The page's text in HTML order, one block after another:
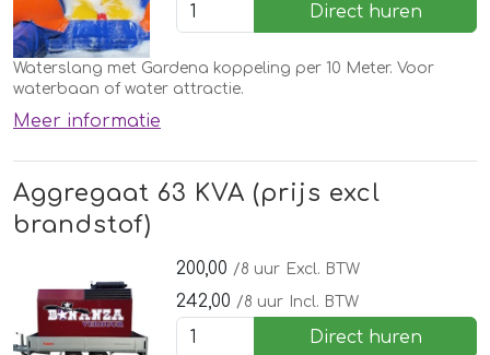
Direct huren
Waterslang met Gardena koppeling per 10 Meter. Voor
waterbaan of water attractie.
Meer informatie
Aggregaat 63 KVA (prijs excl
brandstof)
200,00 /8 uur Excl. BTW
242,00 /8 uur Incl. BTW
Direct huren